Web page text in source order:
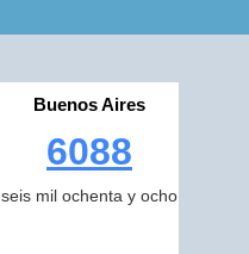
Buenos Aires
6088
seis mil ochenta y ocho